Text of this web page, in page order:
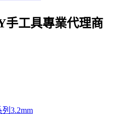
手工具專業代理商
3.2mm